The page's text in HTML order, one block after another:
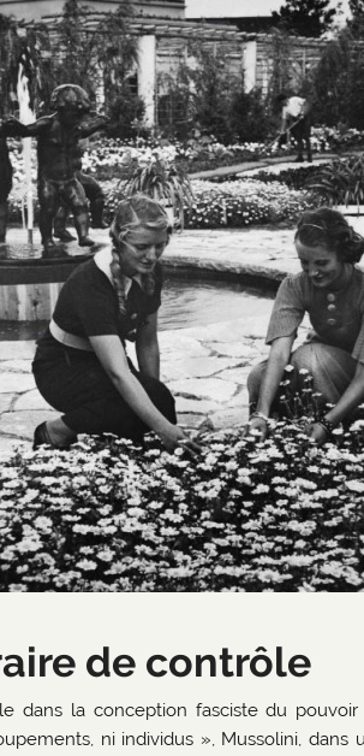
de contrôle
dans la conception fasciste du
ni individus », Mussolini, dans